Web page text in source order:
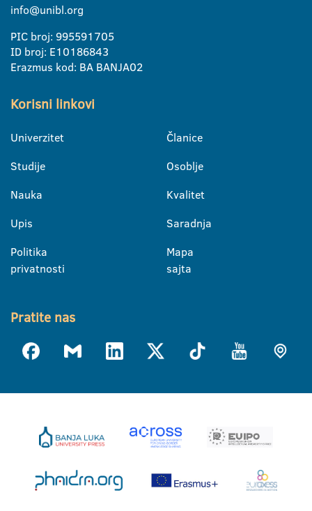
info@unibl.org
PIC broj: 995591705
ID broj: E10186843
Erazmus kod: BA BANJA02
Korisni linkovi
Univerzitet
Studije
Nauka
Upis
Politika
privatnosti
Članice
Osoblje
Kvalitet
Saradnja
Mapa
sajta
Pratite nas